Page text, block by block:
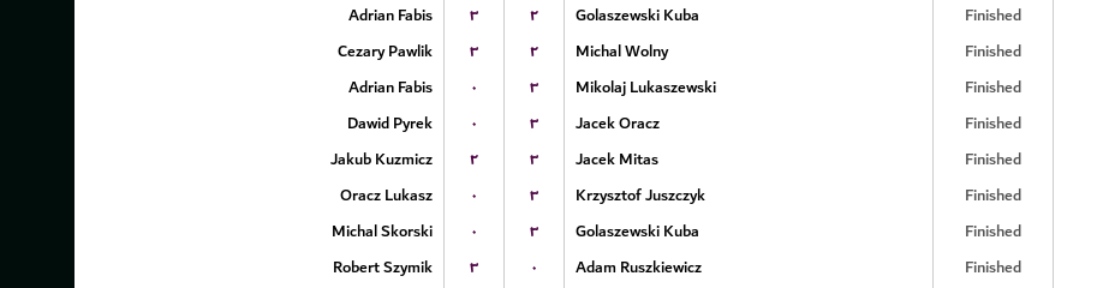
Adrian Fabis
۳ ۲ Golaszewski Kuba Finished
Cezary Pawlik
۳ ۲ Michal Wolny Finished
Adrian Fabis
۰ ۳ Mikolaj Lukaszewski Finished
Dawid Pyrek
۰ ۳ Jacek Oracz Finished
Jakub Kuzmicz
۲ ۳ Jacek Mitas Finished
Oracz Lukasz
۰ ۳ Krzysztof Juszczyk Finished
Michal Skorski
۰ ۳ Golaszewski Kuba Finished
Robert Szymik
۳ ۰ Adam Ruszkiewicz Finished